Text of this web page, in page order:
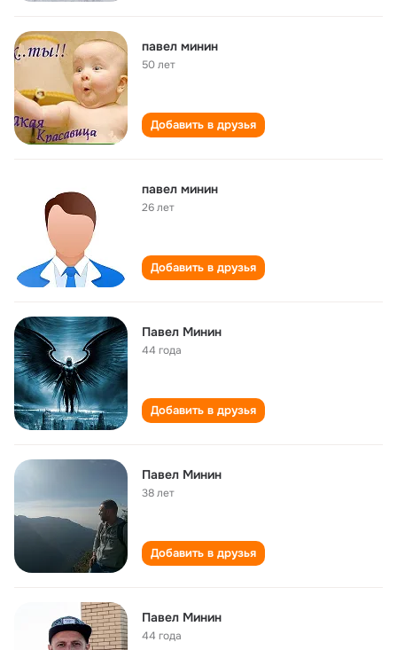
павел минин
50 лет
Добавить в друзья
павел минин
26 лет
Добавить в друзья
Павел Минин
44 года
Добавить в друзья
Павел Минин
38 лет
Добавить в друзья
Павел Минин
44 года